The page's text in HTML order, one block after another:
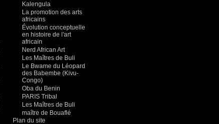
Kalengula
La promotion des arts
africains
Évolution conceptuelle
en histoire de l'art
africain
Nerd African Art
Les Maîtres de Buli
Le Bwame du Léopard
des Babembe (Kivu-
Congo)
Oba du Benin
PARIS Tribal
Les Maîtres de Buli
maître de Bouaflé
Plan du site